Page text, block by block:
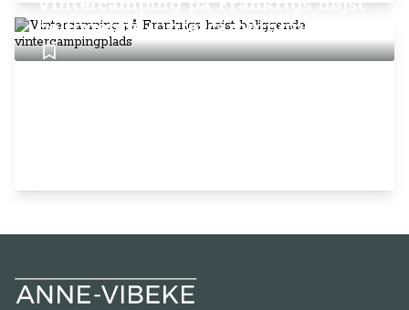
beliggende vintercampingplads